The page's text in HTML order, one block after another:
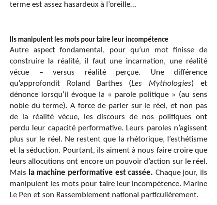
terme est assez hasardeux à l’oreille…
Ils manipulent les mots pour taire leur incompétence
Autre aspect fondamental, pour qu’un mot finisse de
construire la réalité, il faut une incarnation, une réalité
vécue – versus réalité perçue. Une différence
qu’approfondit Roland Barthes (Les Mythologies) et
dénonce lorsqu’il évoque la « parole politique » (au sens
noble du terme). A force de parler sur le réel, et non pas
de la réalité vécue, les discours de nos politiques ont
perdu leur capacité performative. Leurs paroles n’agissent
plus sur le réel. Ne restent que la rhétorique, l’esthétisme
et la séduction. Pourtant, ils aiment à nous faire croire que
leurs allocutions ont encore un pouvoir d’action sur le réel.
Mais la machine performative est cassée. Chaque jour, ils
manipulent les mots pour taire leur incompétence. Marine
Le Pen et son Rassemblement national particulièrement.